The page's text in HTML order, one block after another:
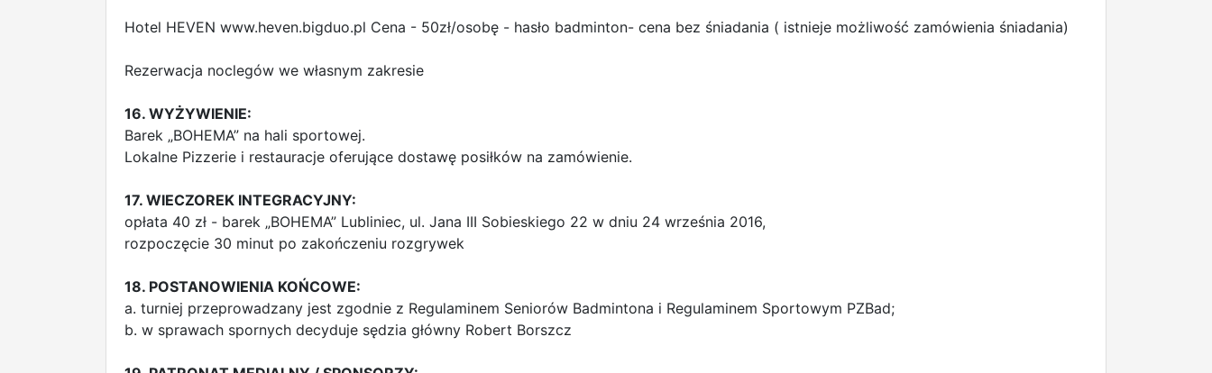
Hotel HEVEN www.heven.bigduo.pl Cena - 50zł/osobę - hasło badminton- cena bez śniadania ( istnieje możliwość zamówienia śniadania)
Rezerwacja noclegów we własnym zakresie
16. WYŻYWIENIE:
Barek „BOHEMA” na hali sportowej.
Lokalne Pizzerie i restauracje oferujące dostawę posiłków na zamówienie.
17. WIECZOREK INTEGRACYJNY:
opłata 40 zł - barek „BOHEMA” Lubliniec, ul. Jana III Sobieskiego 22 w dniu 24 września 2016,
rozpoczęcie 30 minut po zakończeniu rozgrywek
18. POSTANOWIENIA KOŃCOWE:
a. turniej przeprowadzany jest zgodnie z Regulaminem Seniorów Badmintona i Regulaminem Sportowym PZBad;
b. w sprawach spornych decyduje sędzia główny Robert Borszcz